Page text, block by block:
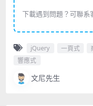
下載遇到問題？可聯系
jQuery 一頁式
響應式
文尼先生